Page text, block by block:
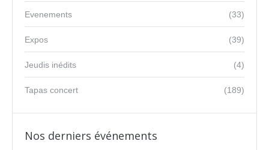
(33)
Evenements
(39)
Expos
(4)
Jeudis inédits
(189)
Tapas concert
Nos derniers événements